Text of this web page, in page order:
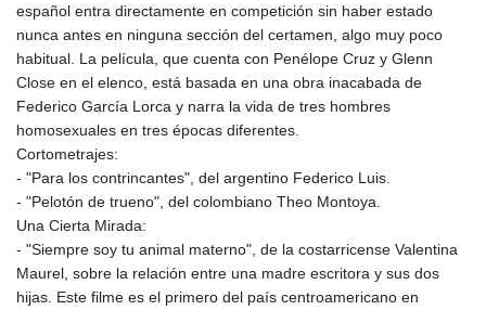
español entra directamente en competición sin haber estado
nunca antes en ninguna sección del certamen, algo muy poco
habitual. La película, que cuenta con Penélope Cruz y Glenn
Close en el elenco, está basada en una obra inacabada de
Federico García Lorca y narra la vida de tres hombres
homosexuales en tres épocas diferentes.
Cortometrajes:
- "Para los contrincantes", del argentino Federico Luis.
- "Pelotón de trueno", del colombiano Theo Montoya.
Una Cierta Mirada:
- "Siempre soy tu animal materno", de la costarricense Valentina
Maurel, sobre la relación entre una madre escritora y sus dos
hijas. Este filme es el primero del país centroamericano en